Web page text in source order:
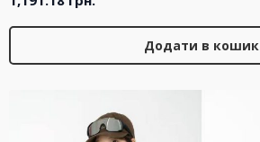
Додати в кошик